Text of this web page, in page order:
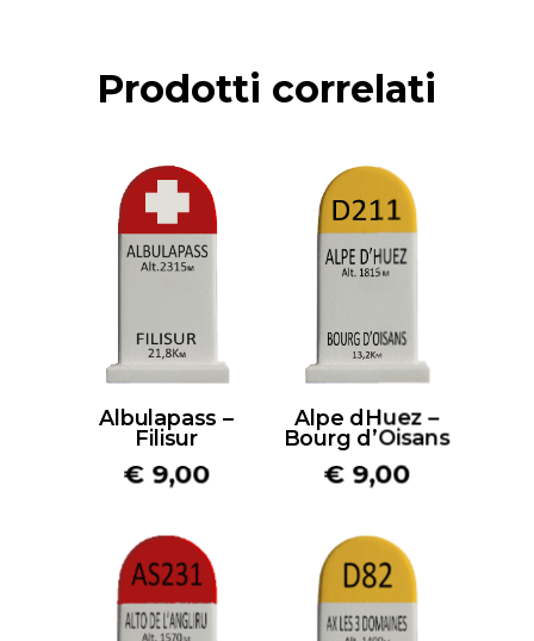
Prodotti correlati
Albulapass –
Filisur
€ 9,00
Alpe dHuez –
Bourg d’Oisans
€ 9,00